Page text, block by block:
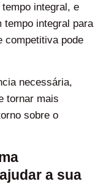
integral, e
tempo integral para
competitiva pode
necessária,
tornar mais
sobre o
a sua